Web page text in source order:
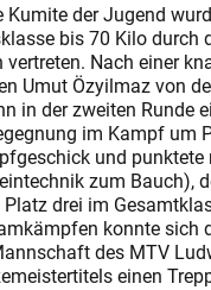
Kumite der Jugend
bis 70 Kilo durch
Nach einer
Umut Özyilmaz von
in der zweiten Runde
im Kampf um
und
zum Bauch),
drei im
konnte sich
des MTV
einen